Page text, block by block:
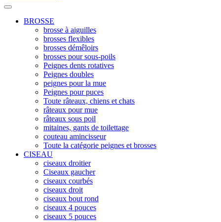
BROSSE
brosse à aiguilles
brosses flexibles
brosses démêloirs
brosses pour sous-poils
Peignes dents rotatives
Peignes doubles
peignes pour la mue
Peignes pour puces
Toute râteaux, chiens et chats
râteaux pour mue
râteaux sous poil
mitaines, gants de toilettage
couteau amincisseur
Toute la catégorie peignes et brosses
CISEAU
ciseaux droitier
Ciseaux gaucher
ciseaux courbés
ciseaux droit
ciseaux bout rond
ciseaux 4 pouces
ciseaux 5 pouces